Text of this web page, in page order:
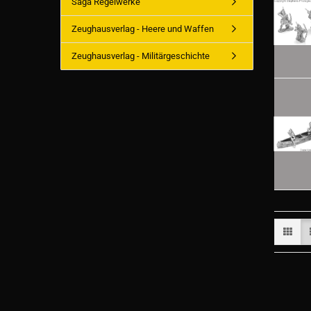
Zeughausverlag - Heere und Waffen
Zeughausverlag - Militärgeschichte